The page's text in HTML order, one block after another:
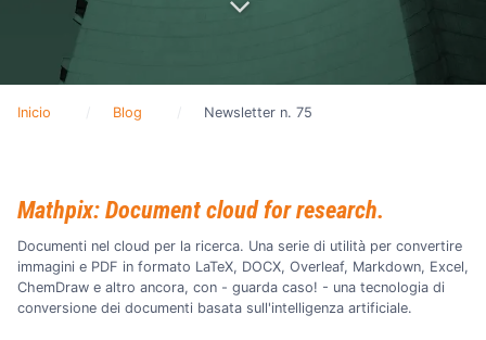
Inicio Blog Newsletter n. 75
Mathpix: Document cloud for research.
Documenti nel cloud per la ricerca. Una serie di utilità per convertire
immagini e PDF in formato LaTeX, DOCX, Overleaf, Markdown, Excel,
ChemDraw e altro ancora, con - guarda caso! - una tecnologia di
conversione dei documenti basata sull'intelligenza artificiale.